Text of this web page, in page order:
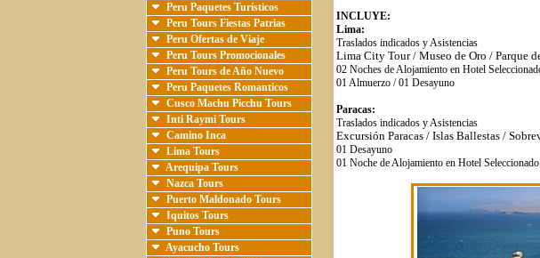
Peru Paquetes Turísticos
Peru Tours Fiestas Patrias
Peru Ofertas de Viaje
Peru Tours Promocionales
Peru Tours de Año Nuevo
Peru Paquetes Romanticos
Cusco Machu Picchu Tours
Inti Raymi Tours
Camino Inca
Lima Tours
Arequipa Tours
Nazca Tours
Puerto Maldonado Tours
Iquitos Tours
Puno Tours
Ayacucho Tours
INCLUYE:
Lima:
Traslados indicados y Asistencias
Lima City Tour / Museo de Oro / Parque
02 Noches de Alojamiento en Hotel
01 Almuerzo / 01 Desayuno
Paracas:
Traslados indicados y Asistencias
Excursión Paracas / Islas Ballestas /
01 Desayuno
01 Noche de Alojamiento en Hotel Seleccionado